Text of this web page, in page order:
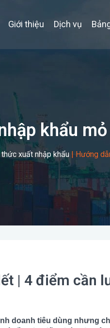
Giới thiệu Dịch vụ
khẩu
thức xuất nhập khẩu | Hướng
| 4 điểm cần
doanh tiêu dùng nhưng